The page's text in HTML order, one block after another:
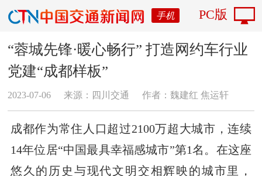
手机 PC版
“蓉城先锋·暖心畅行” 打造网约车行业
党建“成都样板”
2023-07-06 来源：四川交通 作者：​魏建红 焦运轩
成都作为常住人口超过2100万超大城市，连续
14年位居“中国最具幸福感城市”第1名。在这座
悠久的历史与现代文明交相辉映的城市里，